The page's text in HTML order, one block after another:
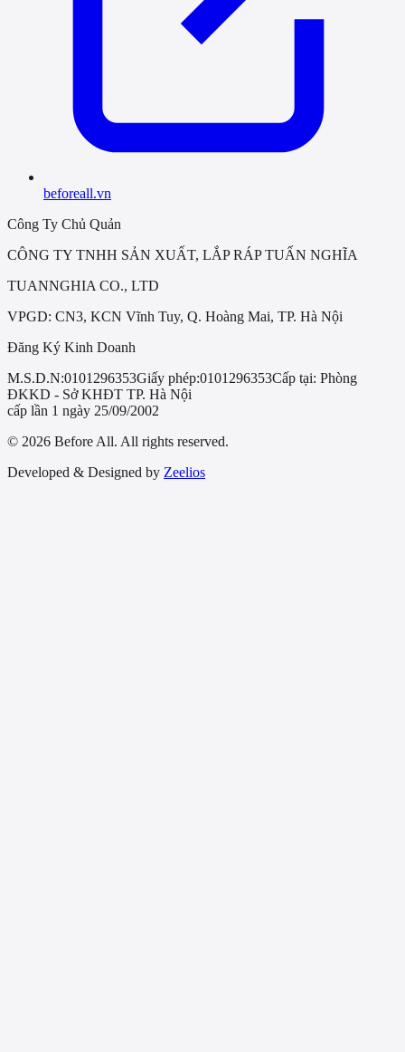
beforeall.vn
Công Ty Chủ Quản
CÔNG TY TNHH SẢN XUẤT, LẮP RÁP TUẤN NGHĨA
TUANNGHIA CO., LTD
VPGD: CN3, KCN Vĩnh Tuy, Q. Hoàng Mai, TP. Hà Nội
Đăng Ký Kinh Doanh
M.S.D.N:0101296353Giấy phép:0101296353Cấp tại: Phòng
ĐKKD - Sở KHĐT TP. Hà Nội
cấp lần 1 ngày 25/09/2002
© 2026 Before All. All rights reserved.
Developed & Designed by Zeelios